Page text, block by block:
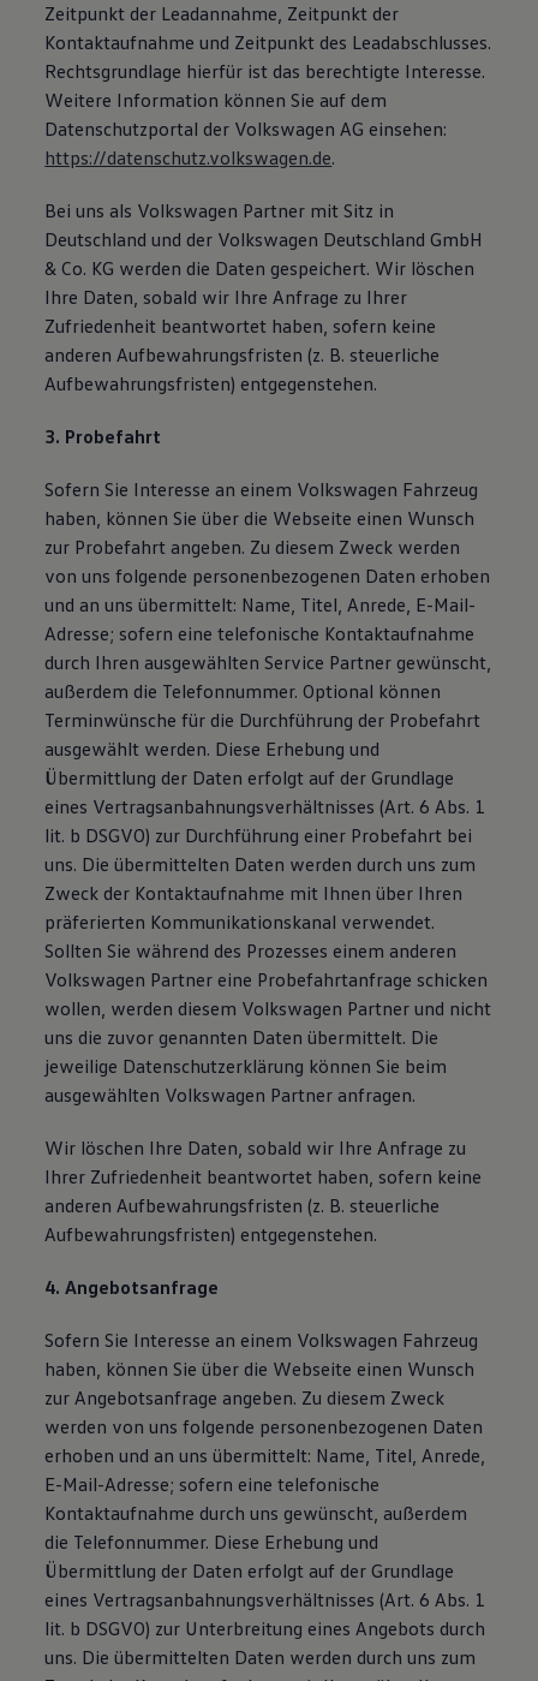
Zeitpunkt der Leadannahme, Zeitpunkt der
Kontaktaufnahme und Zeitpunkt des Leadabschlusses.
Rechtsgrundlage hierfür ist das berechtigte Interesse.
Weitere Information können Sie auf dem
Datenschutzportal der Volkswagen AG einsehen:
https://datenschutz.volkswagen.de.
Bei uns als Volkswagen Partner mit Sitz in
Deutschland und der Volkswagen Deutschland GmbH
& Co. KG werden die Daten gespeichert. Wir löschen
Ihre Daten, sobald wir Ihre Anfrage zu Ihrer
Zufriedenheit beantwortet haben, sofern keine
anderen Aufbewahrungsfristen (z. B. steuerliche
Aufbewahrungsfristen) entgegenstehen.
3. Probefahrt
Sofern Sie Interesse an einem Volkswagen Fahrzeug
haben, können Sie über die Webseite einen Wunsch
zur Probefahrt angeben. Zu diesem Zweck werden
von uns folgende personenbezogenen Daten erhoben
und an uns übermittelt: Name, Titel, Anrede, E-Mail-
Adresse; sofern eine telefonische Kontaktaufnahme
durch Ihren ausgewählten Service Partner gewünscht,
außerdem die Telefonnummer. Optional können
Terminwünsche für die Durchführung der Probefahrt
ausgewählt werden. Diese Erhebung und
Übermittlung der Daten erfolgt auf der Grundlage
eines Vertragsanbahnungsverhältnisses (Art. 6 Abs. 1
lit. b DSGVO) zur Durchführung einer Probefahrt bei
uns. Die übermittelten Daten werden durch uns zum
Zweck der Kontaktaufnahme mit Ihnen über Ihren
präferierten Kommunikationskanal verwendet.
Sollten Sie während des Prozesses einem anderen
Volkswagen Partner eine Probefahrtanfrage schicken
wollen, werden diesem Volkswagen Partner und nicht
uns die zuvor genannten Daten übermittelt. Die
jeweilige Datenschutzerklärung können Sie beim
ausgewählten Volkswagen Partner anfragen.
Wir löschen Ihre Daten, sobald wir Ihre Anfrage zu
Ihrer Zufriedenheit beantwortet haben, sofern keine
anderen Aufbewahrungsfristen (z. B. steuerliche
Aufbewahrungsfristen) entgegenstehen.
4. Angebotsanfrage
Sofern Sie Interesse an einem Volkswagen Fahrzeug
haben, können Sie über die Webseite einen Wunsch
zur Angebotsanfrage angeben. Zu diesem Zweck
werden von uns folgende personenbezogenen Daten
erhoben und an uns übermittelt: Name, Titel, Anrede,
E-Mail-Adresse; sofern eine telefonische
Kontaktaufnahme durch uns gewünscht, außerdem
die Telefonnummer. Diese Erhebung und
Übermittlung der Daten erfolgt auf der Grundlage
eines Vertragsanbahnungsverhältnisses (Art. 6 Abs. 1
lit. b DSGVO) zur Unterbreitung eines Angebots durch
uns. Die übermittelten Daten werden durch uns zum